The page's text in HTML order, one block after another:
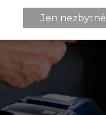
Jen nezbytné